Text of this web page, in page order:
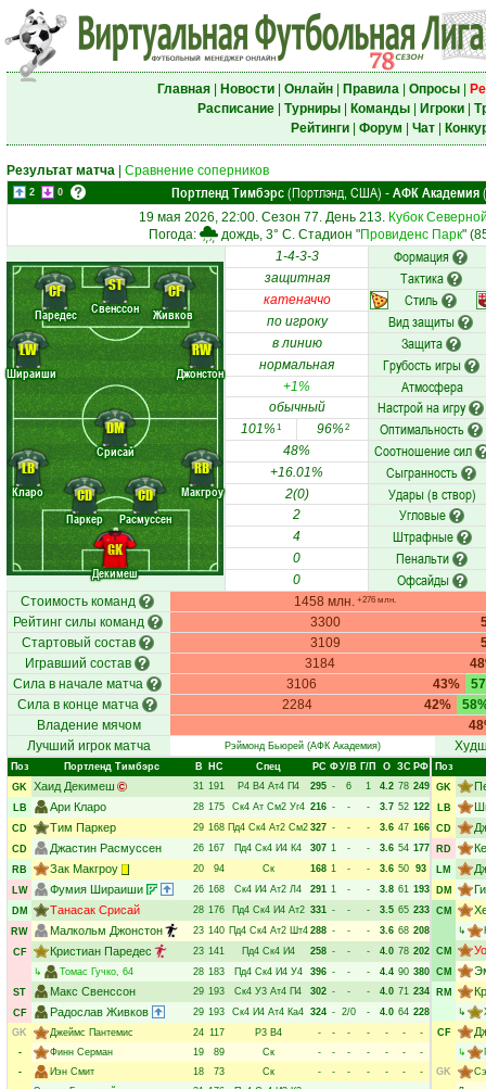
Главная| Новости| Онлайн| Правила| Опросы|
Расписание| Турниры| Команды| Игроки|
Рейтинги| Форум Чат|
Результат матча Сравнение соперников
2 0 Портленд Тимбэрс(Портлэнд, США) - АФК Академия
19 мая 2026, 22:00. Сезон 77. День 213. Кубок
Погода:
дождь, 3° C. Стадион "Провиденс Парк"
Декимеш
Кларо
Паркер
Расмуссен
Макгроу
Шираиши
Срисай
Джонстон
Паредес Свенссон Живков
GK
LB
CD
CD
RB
LW
DM
RW
CF ST CF
1-4-3-3 Формация
защитная Тактика
катеначчо Стиль
по игроку Вид защиты
в линию Защита
нормальная Грубость игры
+1% Атмосфера
обычный Настрой на игру
101%1 96%2 Оптимальность
48% Соотношение сил
+16.01% Сыгранность
2(0) Удары (в створ)
2 Угловые
4 Штрафные
0 Пенальти
0 Офсайды
Стоимость команд 1458 млн. +276 млн.
Рейтинг силы команд 3300
Стартовый состав
3109
Игравший состав
3184
Сила в начале матча
3106 43%
Сила в конце матча
2284 42%
Владение мячом
Лучший игрок матча
Рэймонд Бьюрей (АФК Академия)
Поз Портленд Тимбэрс В НC Спец РC ФУ/В Г/П О ЗС РФ
GK Хаид Декимеш 31 191 Р4 В4 Ат4 П4 295 - 6 1 4.2 78 249
LB
Ари Кларо 28 175 Ск4 Ат См2 Уг4 216 - - - 3.7 52 122
CD
Тим Паркер 29 168 Пд4 Ск4 Ат2 См2 327 - - - 3.6 47 166
CD
Джастин Расмуссен 26 167 Пд4 Ск4 И4 К4 307 1 - - 3.6 54 177
RB
Зак Макгроу 20 94 Ск 168 1 - - 3.6 50 93
LW
Фумия Шираиши 26 168 Ск4 И4 Ат2 Л4 291 1 - - 3.8 61 193
DM
Танасак Срисай 28 176 Пд4 Ск4 И4 Ат2 331 - - - 3.5 65 233
RW
Малкольм Джонстон 23 140 Пд4 Ск4 Ат2 Шт4 288 - - - 3.6 68 208
CF
Кристиан Паредес 23 141 Пд4 Ск4 И4 258 - - - 4.0 78 202
↳
Томас Гучко, 64 28 183 Пд4 Ск4 И4 У4 396 - - - 4.4 90 380
ST
Макс Свенссон 29 193 Ск4 У3 Ат4 П4 302 - - - 4.0 71 234
CF
Радослав Живков 29 193 Ск4 И4 Ат4 Ка4 324 - 2/0 - 4.0 64 228
GK
Джеймс Пантемис 24 117 Р3 В4 - - - - - -
-
-
Финн Серман 19 89 Ск - - - - - -
-
-
Иэн Смит 18 73 Ск - - - - - -
-
Поз
GK
LB
CD
RD
LM
DM
CM
↳
CM
CM
RM
↳
CF
↳
GK